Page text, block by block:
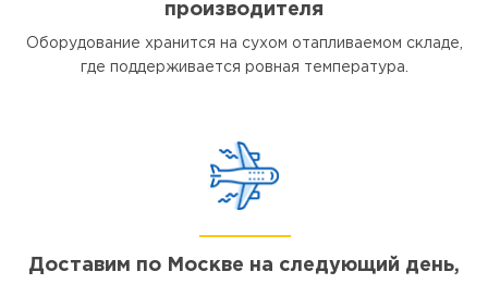
производителя
Оборудование хранится на сухом отапливаемом складе,
где поддерживается ровная температура.
Доставим по Москве на следующий день,